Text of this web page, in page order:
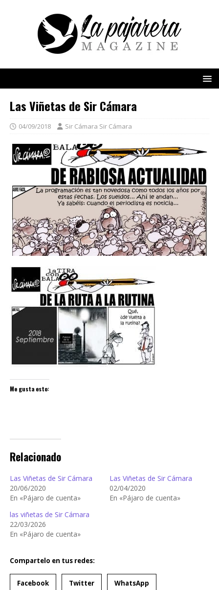
Las Viñetas de Sir Cámara
04/09/2018 Sir Cámara Sir Cámara
Me gusta esto:
Relacionado
Las Viñetas de Sir Cámara
20/06/2020
En «Pájaro de cuenta»
Las Viñetas de Sir Cámara
02/04/2020
En «Pájaro de cuenta»
las viñetas de Sir Cámara
22/03/2026
En «Pájaro de cuenta»
Compartelo en tus redes:
Facebook Twitter WhatsApp